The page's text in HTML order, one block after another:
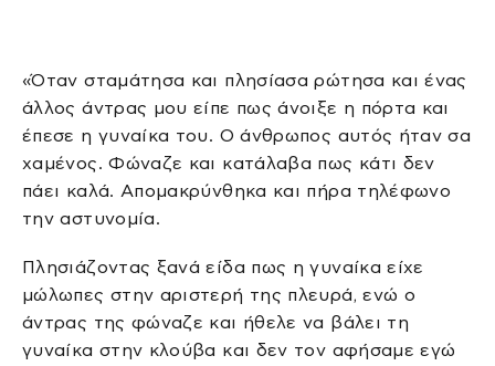
«Όταν σταμάτησα και πλησίασα ρώτησα και ένας
άλλος άντρας μου είπε πως άνοιξε η πόρτα και
έπεσε η γυναίκα του. Ο άνθρωπος αυτός ήταν σα
χαμένος. Φώναζε και κατάλαβα πως κάτι δεν
πάει καλά. Απομακρύνθηκα και πήρα τηλέφωνο
την αστυνομία.
Πλησιάζοντας ξανά είδα πως η γυναίκα είχε
μώλωπες στην αριστερή της πλευρά, ενώ ο
άντρας της φώναζε και ήθελε να βάλει τη
γυναίκα στην κλούβα και δεν τον αφήσαμε εγώ